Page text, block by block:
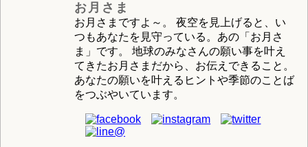
お月さま
お月さまですよ～。 夜空を見上げると、い
つもあなたを見守っている。あの「お月さ
ま」です。 地球のみなさんの願い事を叶え
てきたお月さまだから、お伝えできること。
あなたの願いを叶えるヒントや季節のことば
をつぶやいています。